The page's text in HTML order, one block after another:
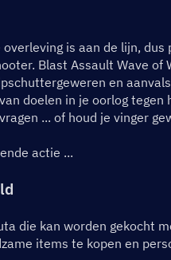
is aan de lijn,
Blast Assault Wave
en
doelen in je oorlog
... of houd je vinger
actie ...
die kan worden gekocht
items te kopen en